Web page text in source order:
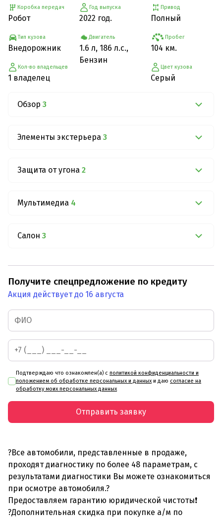
Коробка передач
Робот
Тип кузова
Внедорожник
Кол-во владельцев
1 владелец
Год выпуска
2022 год.
Двигатель
1.6 л, 186 л.с.,
Бензин
Привод
Полный
Пробег
104 км.
Цвет кузова
Серый
Обзор 3
Элементы экстерьера 3
Защита от угона 2
Мультимедиа 4
Салон 3
Получите спецпредложение по кредиту
Акция действует до 16 августа
Подтверждаю что ознакомлен(а) с политикой конфиденциальности и
положением об обработке персональных и данных и даю согласие на
обработку моих персональных данных
Отправить заявку
?Все автомобили, представленные в продаже,
проходят диагностику по более 48 параметрам, с
результатами диагностики Вы можете ознакомиться
при осмотре автомобиля.?
Предоставляем гарантию юридической чистоты❗
?Дополнительная скидка при покупке а/м по